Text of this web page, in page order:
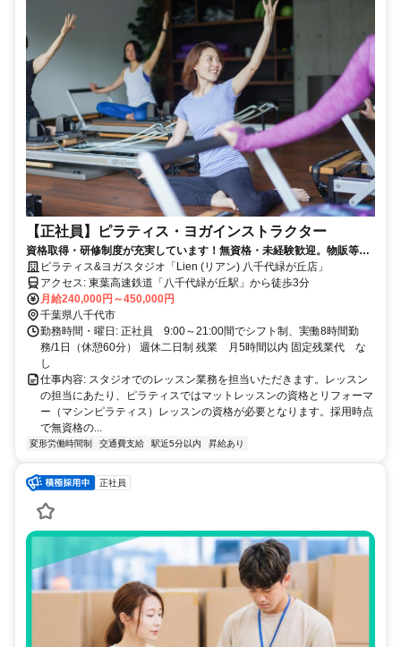
【正社員】ピラティス・ヨガインストラクター
資格取得・研修制度が充実しています！無資格・未経験歓迎。物販等の
負担業務なし、インストラクターに集中できる環境です
ピラティス&ヨガスタジオ「Lien (リアン) 八千代緑が丘店」
アクセス: 東葉高速鉄道「八千代緑が丘駅」から徒歩3分
月給240,000円～450,000円
千葉県八千代市
勤務時間・曜日: 正社員 9:00～21:00間でシフト制、実働8時間勤
務/1日（休憩60分） 週休二日制 残業 月5時間以内 固定残業代 な
し
仕事内容: スタジオでのレッスン業務を担当いただきます。レッスン
の担当にあたり、ピラティスではマットレッスンの資格とリフォーマ
ー（マシンピラティス）レッスンの資格が必要となります。採用時点
で無資格の...
変形労働時間制 交通費支給 駅近5分以内 昇給あり
正社員